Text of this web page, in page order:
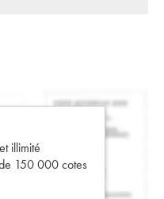
illimité
150 000 cotes